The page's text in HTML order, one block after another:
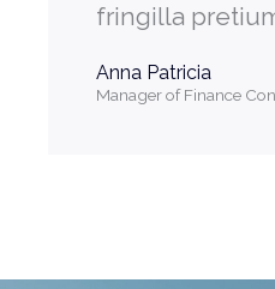
fringilla
Anna Patricia​
Manager of Finance